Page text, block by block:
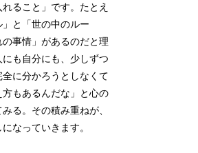
ること」です。たとえ
と「世の中のルー
事情」があるのだと理
も自分にも、少しずつ
に分かろうとしなくて
もあるんだな」と心の
る。その積み重ねが、
なっていきます。